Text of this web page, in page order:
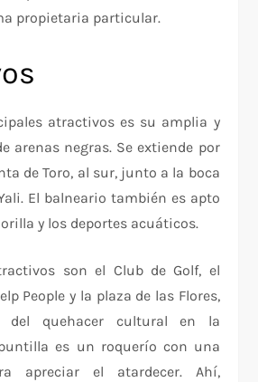
propietaria particular.
atractivos es su amplia y
arenas negras. Se extiende por
de Toro, al sur, junto a la boca
El balneario también es apto
y los deportes acuáticos.
son el Club de Golf, el
People y la plaza de las Flores,
del quehacer cultural en la
es un roquerío con una
apreciar el atardecer. Ahí,